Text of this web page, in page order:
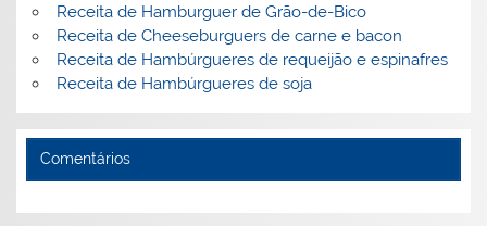
Receita de Hamburguer de Grão-de-Bico
Receita de Cheeseburguers de carne e bacon
Receita de Hambúrgueres de requeijão e espinafres
Receita de Hambúrgueres de soja
Comentários